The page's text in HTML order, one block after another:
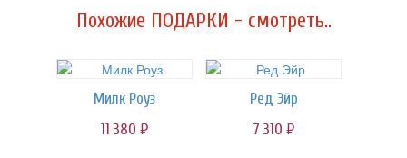
Похожие ПОДАРКИ - смотреть..
Милк Роуз
11 380 руб.
Ред Эйр
7 310 руб.